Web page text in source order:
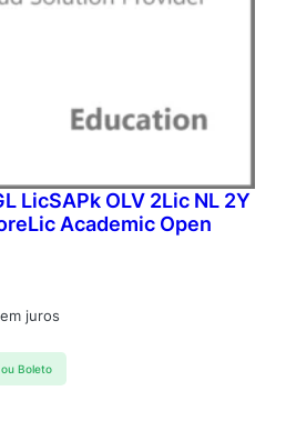
LicSAPk OLV 2Lic NL 2Y
Academic Open
juros
Boleto